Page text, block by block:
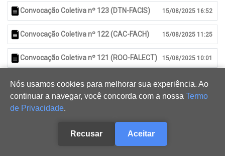
Convocação Coletiva nº 123 (DTN-FACIS) 15/08/2025 16:52
Convocação Coletiva nº 122 (CAC-FACH) 15/08/2025 11:25
Convocação Coletiva nº 121 (ROO-FALECT) 15/08/2025 10:01
Convocação de WILLAMS DOUGLAS DOS
SANTOS (BBG-FAE)
14/08/2025 11:20
14/08/2025 09:56
Nós usamos cookies para melhorar sua experiência. Ao
continuar a navegar, você concorda com a nossa Termo
de Privacidade.
Recusar Aceitar